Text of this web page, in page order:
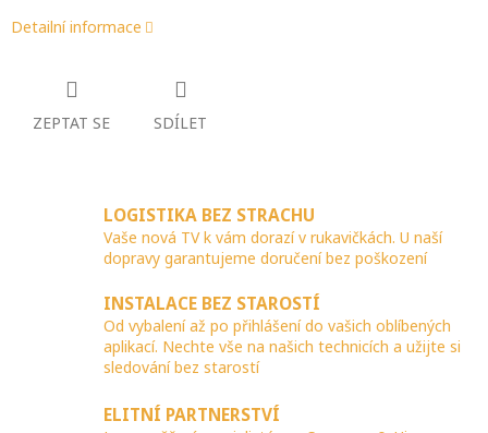
Detailní informace
ZEPTAT SE SDÍLET
LOGISTIKA BEZ STRACHU
Vaše nová TV k vám dorazí v rukavičkách. U naší
dopravy garantujeme doručení bez poškození
INSTALACE BEZ STAROSTÍ
Od vybalení až po přihlášení do vašich oblíbených
aplikací. Nechte vše na našich technicích a užijte si
sledování bez starostí
ELITNÍ PARTNERSTVÍ